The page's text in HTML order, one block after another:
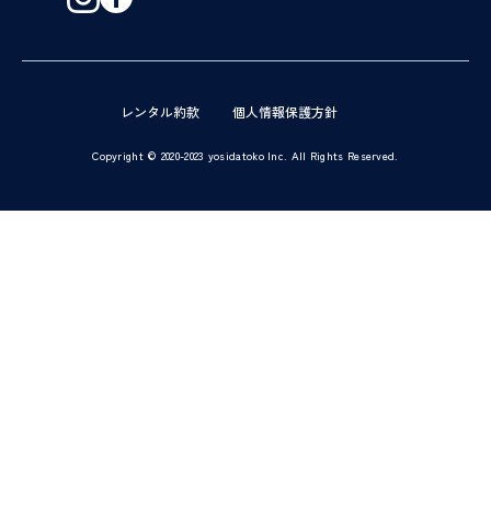
レンタル約款 個人情報保護方針
Copyright © 2020-2023 yosidatoko Inc. All Rights Reserved.